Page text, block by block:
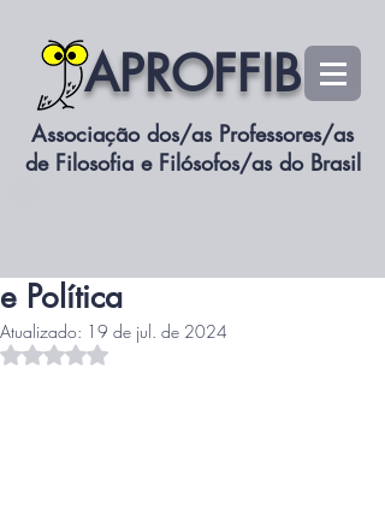
APROFFIB
Associação dos/as Professores/as
de Filosofia e Filósofos/as do Brasil
e Política
Atualizado: 19 de jul. de 2024
Avaliado com NaN de 5 estrelas.